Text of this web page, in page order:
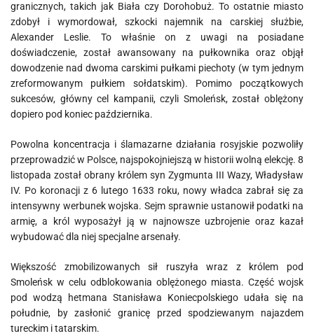
granicznych, takich jak Biała czy Dorohobuż. To ostatnie miasto
zdobył i wymordował, szkocki najemnik na carskiej służbie,
Alexander Leslie. To właśnie on z uwagi na posiadane
doświadczenie, został awansowany na pułkownika oraz objął
dowodzenie nad dwoma carskimi pułkami piechoty (w tym jednym
zreformowanym pułkiem sołdatskim). Pomimo początkowych
sukcesów, główny cel kampanii, czyli Smoleńsk, został oblężony
dopiero pod koniec października.
Powolna koncentracja i ślamazarne działania rosyjskie pozwoliły
przeprowadzić w Polsce, najspokojniejszą w historii wolną elekcję. 8
listopada został obrany królem syn Zygmunta III Wazy, Władysław
IV. Po koronacji z 6 lutego 1633 roku, nowy władca zabrał się za
intensywny werbunek wojska. Sejm sprawnie ustanowił podatki na
armię, a król wyposażył ją w najnowsze uzbrojenie oraz kazał
wybudować dla niej specjalne arsenały.
Większość zmobilizowanych sił ruszyła wraz z królem pod
Smoleńsk w celu odblokowania oblężonego miasta. Część wojsk
pod wodzą hetmana Stanisława Koniecpolskiego udała się na
południe, by zasłonić granicę przed spodziewanym najazdem
tureckim i tatarskim.